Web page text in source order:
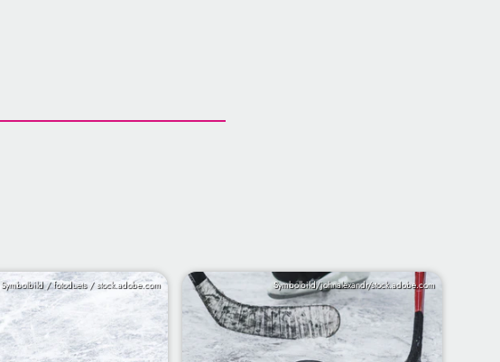
Symbolbild / fotoduets / stock.adobe.com Symbolbild/johnalexandr/stock.adobe.com